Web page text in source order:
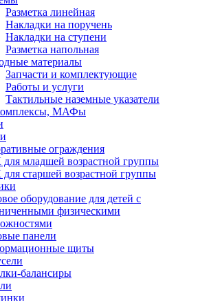
Разметка линейная
Накладки на поручень
Накладки на ступени
Разметка напольная
материалы
Запчасти и комплектующие
Работы и услуги
Тактильные наземные указатели
МАФы
ограждения
младшей возрастной группы
старшей возрастной группы
оборудование для детей с
физическими
панели
щиты
балансиры